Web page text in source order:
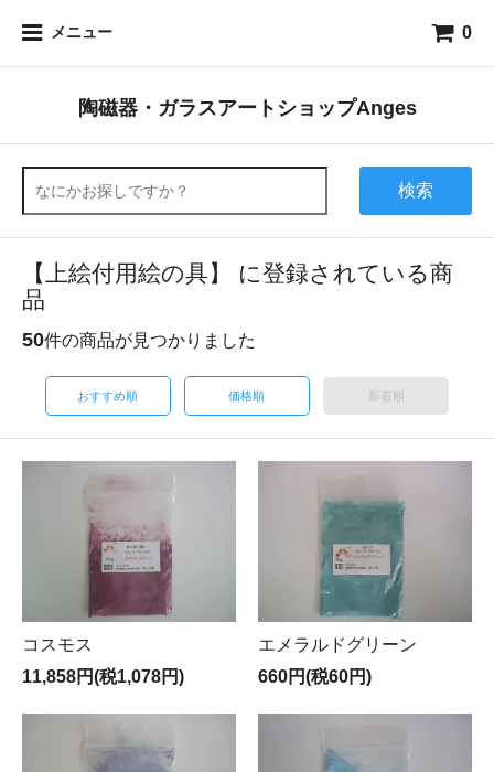
メニュー 0
陶磁器・ガラスアートショップAnges
検索
【上絵付用絵の具】 に登録されている商
品
50件の商品が見つかりました
おすすめ順 価格順 新着順
コスモス
11,858円(税1,078円)
エメラルドグリーン
660円(税60円)